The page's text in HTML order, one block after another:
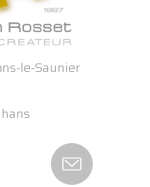
le-Saunier